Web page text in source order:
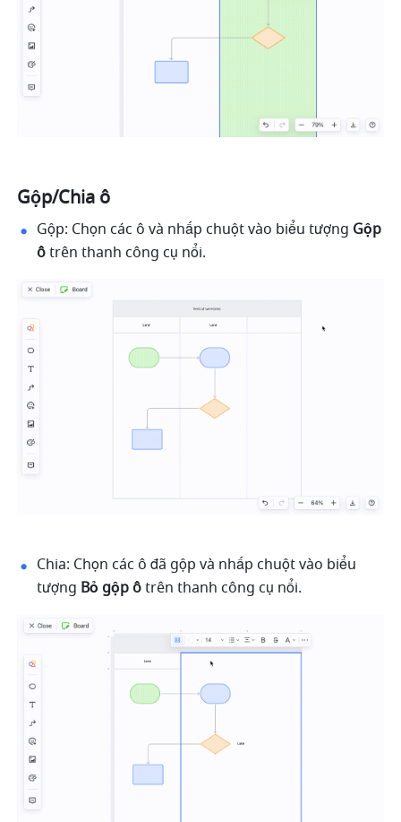
Gộp/Chia ô
Gộp: Chọn các ô và nhấp chuột vào biểu tượng Gộp
ô trên thanh công cụ nổi.
Chia: Chọn các ô đã gộp và nhấp chuột vào biểu
tượng Bỏ gộp ô trên thanh công cụ nổi.